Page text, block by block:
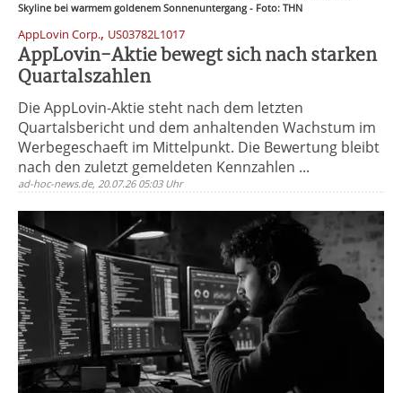
Skyline bei warmem goldenem Sonnenuntergang - Foto: THN
AppLovin Corp., US03782L1017
AppLovin-Aktie bewegt sich nach starken
Quartalszahlen
Die AppLovin-Aktie steht nach dem letzten
Quartalsbericht und dem anhaltenden Wachstum im
Werbegeschaeft im Mittelpunkt. Die Bewertung bleibt
nach den zuletzt gemeldeten Kennzahlen ...
ad-hoc-news.de, 20.07.26 05:03 Uhr